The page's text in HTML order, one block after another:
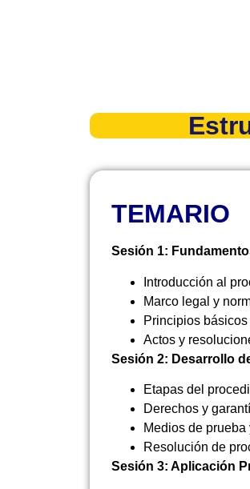
TEMARIO
Sesión 1:
Introducción al
Marco legal y
Principios
Actos y
Sesión 2: Desarrollo
Etapas del
Derechos y
Medios de
Resolución de
Sesión 3: Aplicación